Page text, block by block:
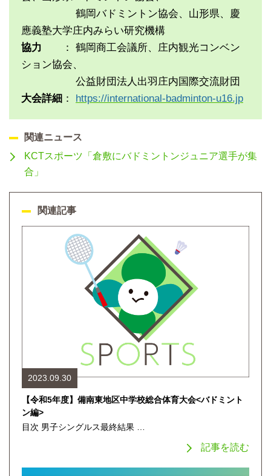
鶴岡バドミントン協会、山形県、慶
應義塾大学庄内みらい研究機構
協力 ： 鶴岡商工会議所、庄内観光コンベン
ション協会、
公益財団法人出羽庄内国際交流財団
大会詳細 ： https://international-badminton-u16.jp
関連ニュース
KCTスポーツ「倉敷にバドミントンジュニア選手が集
合」
関連記事
2023.09.30
【令和5年度】備南東地区中学校総合体育大会<バドミント
ン編>
目次 男子シングルス最終結果 …
記事を読む